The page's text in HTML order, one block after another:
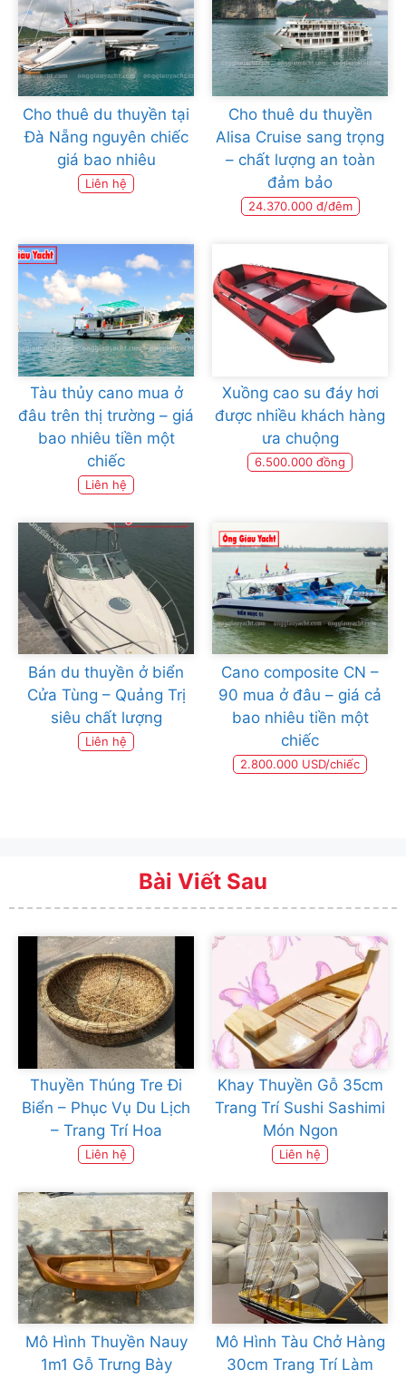
Cho thuê du thuyền tại
Đà Nẵng nguyên chiếc
giá bao nhiêu
Liên hệ
Cho thuê du thuyền
Alisa Cruise sang trọng
– chất lượng an toàn
đảm bảo
24.370.000 đ/đêm
Tàu thủy cano mua ở
đâu trên thị trường – giá
bao nhiêu tiền một
chiếc
Liên hệ
Xuồng cao su đáy hơi
được nhiều khách hàng
ưa chuộng
6.500.000 đồng
Bán du thuyền ở biển
Cửa Tùng – Quảng Trị
siêu chất lượng
Liên hệ
Cano composite CN –
90 mua ở đâu – giá cả
bao nhiêu tiền một
chiếc
2.800.000 USD/chiếc
Bài Viết Sau
Thuyền Thúng Tre Đi
Biển – Phục Vụ Du Lịch
– Trang Trí Hoa
Liên hệ
Khay Thuyền Gỗ 35cm
Trang Trí Sushi Sashimi
Món Ngon
Liên hệ
Mô Hình Thuyền Nauy
1m1 Gỗ Trưng Bày
Mô Hình Tàu Chở Hàng
30cm Trang Trí Làm